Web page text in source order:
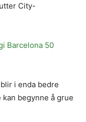
City-
Barcelona 50
i enda bedre
begynne å grue